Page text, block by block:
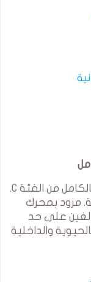
BYD Atto 3 هو كروس أوفر كهربائي بالكامل من الفئة C.
مزود بمحرك
على حد
والداخلية